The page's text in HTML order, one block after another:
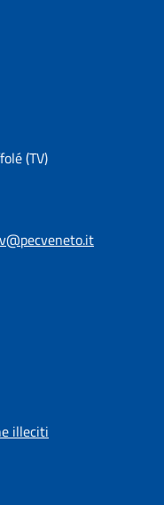
(TV)
illeciti